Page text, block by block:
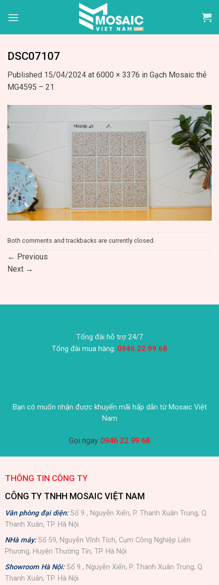
DSC07107
Published 15/04/2024 at 6000 × 3376 in Gạch Mosaic thẻ
MG4595 – 21
Both comments and trackbacks are currently closed.
← Previous
Next →
Tổng đài hỗ trợ 24/7
Tổng đài mua hàng: 0946.22.99.68
Bạn có muốn nhận được khuyến mãi hấp dẫn từ Mosaic Việt
Nam
Gọi ngay 0946 22 99 68
THÔNG TIN CÔNG TY
CÔNG TY TNHH MOSAIC VIỆT NAM
Văn phòng đại diện:Số 9 , Nguyễn Xiển, P. Thanh Xuân Trung, Q.
Thanh Xuân, TP. Hà Nội
NHà máy: Số 59, Nguyễn Vĩnh Tích, Cụm Công Nghiệp Liên
Phương, Huyện Thường Tín, TP. Hà Nội
Showroom Hà Nội: Số 9 , Nguyễn Xiển, P. Thanh Xuân Trung, Q.
Thanh Xuân, TP. Hà Nội